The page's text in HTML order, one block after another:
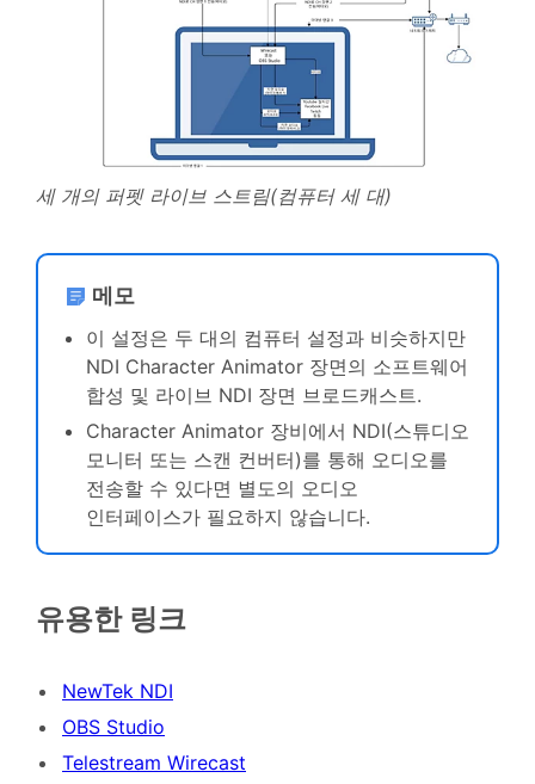
세 개의 퍼펫 라이브 스트림(컴퓨터 세 대)
메모
이 설정은 두 대의 컴퓨터 설정과 비슷하지만
NDI Character Animator 장면의 소프트웨어
합성 및 라이브 NDI 장면 브로드캐스트.
Character Animator 장비에서 NDI(스튜디오
모니터 또는 스캔 컨버터)를 통해 오디오를
전송할 수 있다면 별도의 오디오
인터페이스가 필요하지 않습니다.
유용한 링크
NewTek NDI
OBS Studio
Telestream Wirecast